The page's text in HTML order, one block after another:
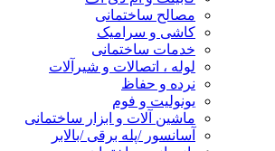
مصالح ساختمانی
کاشی و سرامیک
خدمات ساختمانی
لوله ، اتصالات و شیرآلات
نرده و حفاظ
یونولیت و فوم
ماشین آلات و ابزار ساختمانی
آسانسور /پله برقی /بالابر